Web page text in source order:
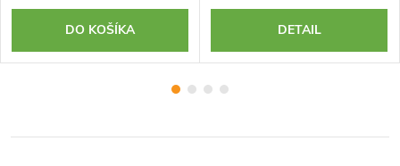
DO KOŠÍKA DETAIL